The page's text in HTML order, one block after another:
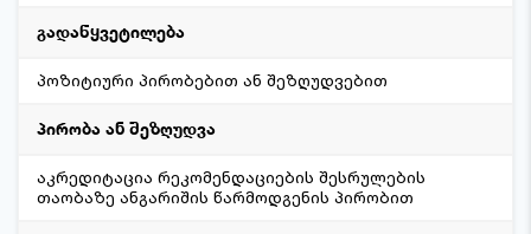
გადაწყვეტილება
პოზიტიური პირობებით ან შეზღუდვებით
პირობა ან შეზღუდვა
აკრედიტაცია რეკომენდაციების შესრულების
თაობაზე ანგარიშის წარმოდგენის პირობით